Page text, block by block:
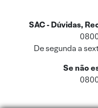
SAC - Dúvidas,
De segunda a
Se não